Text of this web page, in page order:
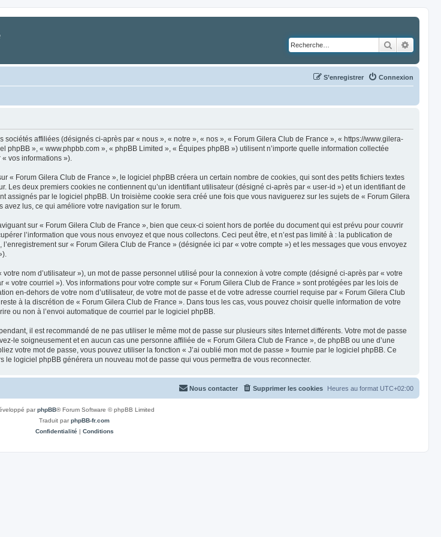
Rechercher
Connexion
S’enregistrer
affiliées (désignés ci-après par « nous », « notre », « nos », « Forum Gilera Club de France », « https://www.gilera-
», « www.phpbb.com », « phpBB Limited », « Équipes phpBB ») utilisent n’importe quelle information collectée
vos informations »).
« Forum Gilera Club de France », le logiciel phpBB créera un certain nombre de cookies, qui sont des petits fichiers textes
Les deux premiers cookies ne contiennent qu’un identifiant utilisateur (désigné ci-après par « user-id ») et un identifiant de
par le logiciel phpBB. Un troisième cookie sera créé une fois que vous naviguerez sur les sujets de « Forum Gilera
lus, ce qui améliore votre navigation sur le forum.
sur « Forum Gilera Club de France », bien que ceux-ci soient hors de portée du document qui est prévu pour couvrir
l’information que vous nous envoyez et que nous collectons. Ceci peut être, et n’est pas limité à : la publication de
sur « Forum Gilera Club de France » (désignée ici par « votre compte ») et les messages que vous envoyez
nom d’utilisateur »), un mot de passe personnel utilisé pour la connexion à votre compte (désigné ci-après par « votre
votre courriel »). Vos informations pour votre compte sur « Forum Gilera Club de France » sont protégées par les lois de
en-dehors de votre nom d’utilisateur, de votre mot de passe et de votre adresse courriel requise par « Forum Gilera Club
à la discrétion de « Forum Gilera Club de France ». Dans tous les cas, vous pouvez choisir quelle information de votre
ou non à l’envoi automatique de courriel par le logiciel phpBB.
il est recommandé de ne pas utiliser le même mot de passe sur plusieurs sites Internet différents. Votre mot de passe
le soigneusement et en aucun cas une personne affiliée de « Forum Gilera Club de France », de phpBB ou une d’une
votre mot de passe, vous pouvez utiliser la fonction « J’ai oublié mon mot de passe » fournie par le logiciel phpBB. Ce
logiciel phpBB générera un nouveau mot de passe qui vous permettra de vous reconnecter.
Heures au format UTC+02:00
Supprimer les cookies
Nous contacter
parphpBB® Forum Software © phpBB Limited
Traduit parphpBB-fr.com
Confidentialité| Conditions